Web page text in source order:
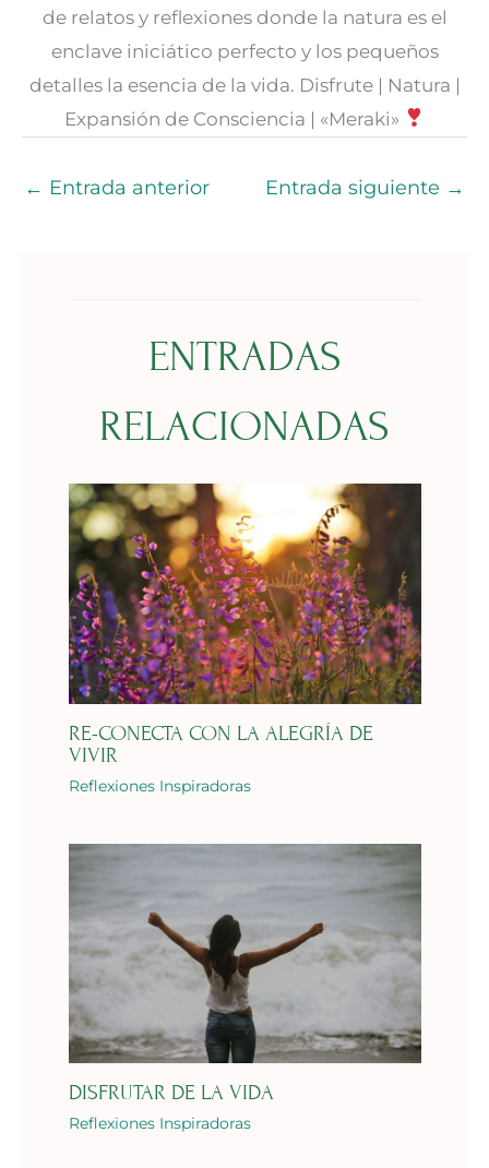
de relatos y reflexiones donde la natura es el
enclave iniciático perfecto y los pequeños
detalles la esencia de la vida. Disfrute | Natura |
Expansión de Consciencia | «Meraki»
← Entrada anterior Entrada siguiente →
ENTRADAS
RELACIONADAS
RE-CONECTA CON LA ALEGRÍA DE
VIVIR
Reflexiones Inspiradoras
DISFRUTAR DE LA VIDA
Reflexiones Inspiradoras